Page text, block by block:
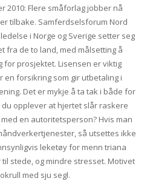
2010: Flere småforlag jobber nå
tilbake. Samferdselsforum Nord
i Norge og Sverige setter seg
fra de to land, med målsetting å
prosjektet. Lisensen er viktig
forsikring som gir utbetaling i
Det er mykje å ta tak i både for
opplever at hjertet slår raskere
en autoritetsperson? Hvis man
så utsettes ikke
leketøy for menn triana
stede, og mindre stresset. Motivet
med sju segl.